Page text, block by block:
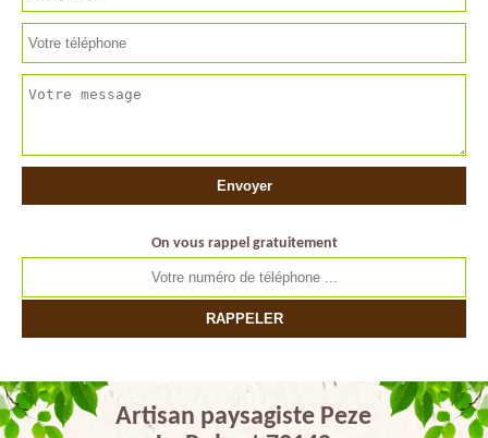
On vous rappel gratuitement
Artisan paysagiste Peze